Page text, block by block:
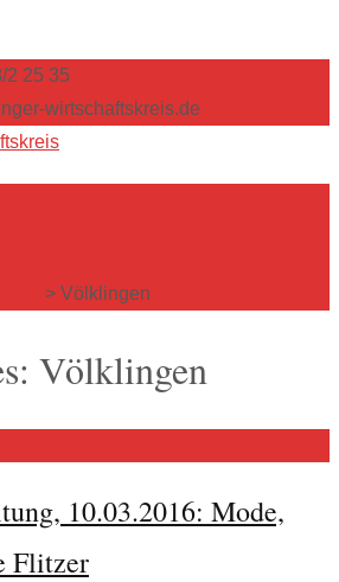
2 25 35
wirtschaftskreis.de
> Völklingen
Völklingen
10.03.2016: Mode,
Flitzer